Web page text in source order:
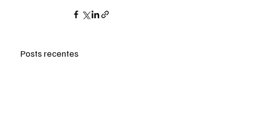
Posts recentes